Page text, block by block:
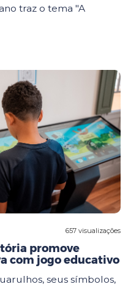
traz o tema "A
657 visualizações
promove
com jogo educativo
seus símbolos,